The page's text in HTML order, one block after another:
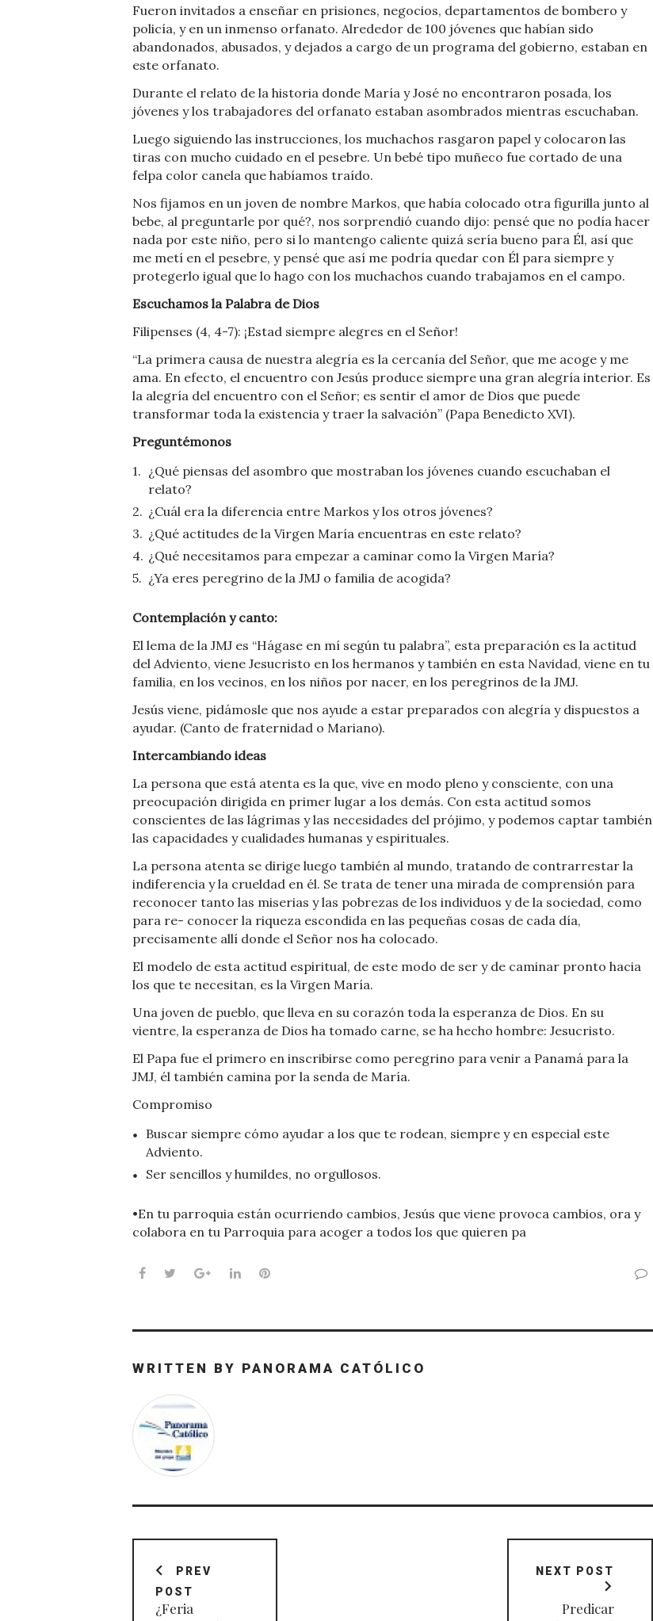
Fueron invitados a enseñar en prisiones, negocios, departamentos de bombero y
policía, y en un inmenso orfanato. Alrededor de 100 jóvenes que habían sido
abandonados, abusados, y dejados a cargo de un programa del gobierno, estaban en
este orfanato.
Durante el relato de la historia donde María y José no encontraron posada, los
jóvenes y los trabajadores del orfanato estaban asombrados mientras escuchaban.
Luego siguiendo las instrucciones, los muchachos rasgaron papel y colocaron las
tiras con mucho cuidado en el pesebre. Un bebé tipo muñeco fue cortado de una
felpa color canela que habíamos traído.
Nos fijamos en un joven de nombre Markos, que había colocado otra figurilla junto al
bebe, al preguntarle por qué?, nos sorprendió cuando dijo: pensé que no podía hacer
nada por este niño, pero si lo mantengo caliente quizá sería bueno para Él, así que
me metí en el pesebre, y pensé que así me podría quedar con Él para siempre y
protegerlo igual que lo hago con los muchachos cuando trabajamos en el campo.
Escuchamos la Palabra de Dios
Filipenses (4, 4-7): ¡Estad siempre alegres en el Señor!
“La primera causa de nuestra alegría es la cercanía del Señor, que me acoge y me
ama. En efecto, el encuentro con Jesús produce siempre una gran alegría interior. Es
la alegría del encuentro con el Señor; es sentir el amor de Dios que puede
transformar toda la existencia y traer la salvación” (Papa Benedicto XVI).
Preguntémonos
¿Qué piensas del asombro que mostraban los jóvenes cuando escuchaban el
relato?
¿Cuál era la diferencia entre Markos y los otros jóvenes?
¿Qué actitudes de la Virgen María encuentras en este relato?
¿Qué necesitamos para empezar a caminar como la Virgen María?
¿Ya eres peregrino de la JMJ o familia de acogida?
Contemplación y canto:
El lema de la JMJ es “Hágase en mí según tu palabra”, esta preparación es la actitud
del Adviento, viene Jesucristo en los hermanos y también en esta Navidad, viene en tu
familia, en los vecinos, en los niños por nacer, en los peregrinos de la JMJ.
Jesús viene, pidámosle que nos ayude a estar preparados con alegría y dispuestos a
ayudar. (Canto de fraternidad o Mariano).
Intercambiando ideas
La persona que está atenta es la que, vive en modo pleno y consciente, con una
preocupación dirigida en primer lugar a los demás. Con esta actitud somos
conscientes de las lágrimas y las necesidades del prójimo, y podemos captar también
las capacidades y cualidades humanas y espirituales.
La persona atenta se dirige luego también al mundo, tratando de contrarrestar la
indiferencia y la crueldad en él. Se trata de tener una mirada de comprensión para
reconocer tanto las miserias y las pobrezas de los individuos y de la sociedad, como
para re- conocer la riqueza escondida en las pequeñas cosas de cada día,
precisamente allí donde el Señor nos ha colocado.
El modelo de esta actitud espiritual, de este modo de ser y de caminar pronto hacia
los que te necesitan, es la Virgen María.
Una joven de pueblo, que lleva en su corazón toda la esperanza de Dios. En su
vientre, la esperanza de Dios ha tomado carne, se ha hecho hombre: Jesucristo.
El Papa fue el primero en inscribirse como peregrino para venir a Panamá para la
JMJ, él también camina por la senda de María.
Compromiso
Buscar siempre cómo ayudar a los que te rodean, siempre y en especial este
Adviento.
Ser sencillos y humildes, no orgullosos.
•En tu parroquia están ocurriendo cambios, Jesús que viene provoca cambios, ora y
colabora en tu Parroquia para acoger a todos los que quieren pa
Facebook
TwitterGoogle+LinkedInPinterest
WRITTEN BY PANORAMA CATÓLICO
de
entradas
PREV
POST
¿Feria
NEXT POST
Predicar